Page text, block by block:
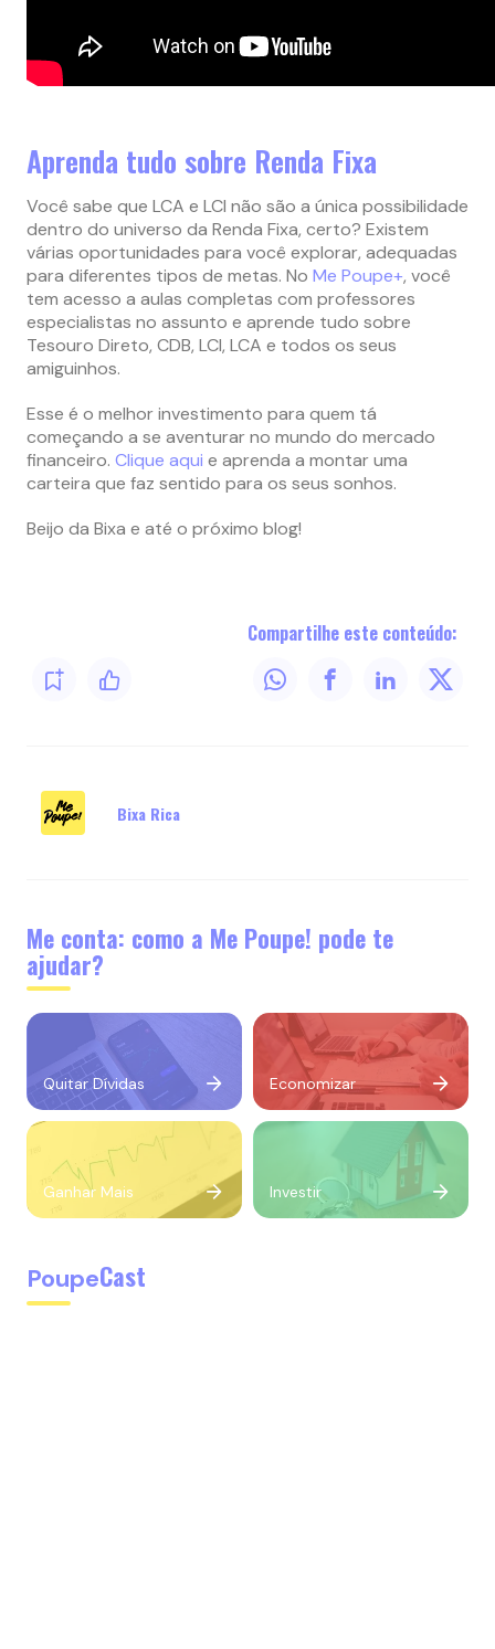
Aprenda tudo sobre Renda Fixa
Você sabe que LCA e LCI não são a única possibilidade
dentro do universo da Renda Fixa, certo? Existem
várias oportunidades para você explorar, adequadas
para diferentes tipos de metas. No Me Poupe+, você
tem acesso a aulas completas com professores
especialistas no assunto e aprende tudo sobre
Tesouro Direto, CDB, LCI, LCA e todos os seus
amiguinhos.
Esse é o melhor investimento para quem tá
começando a se aventurar no mundo do mercado
financeiro. Clique aqui e aprenda a montar uma
carteira que faz sentido para os seus sonhos.
Beijo da Bixa e até o próximo blog!
Compartilhe este conteúdo:
Bixa Rica
Me conta: como a Me Poupe! pode te
ajudar?
Quitar Dívidas Economizar
Ganhar Mais Investir
PoupeCast